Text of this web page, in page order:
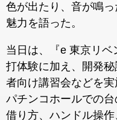
色が出たり、音が鳴
魅力を語った。
当日は、『e 東京リ
打体験に加え、開発
者向け講習会などを実
パチンコホールでの
借り方、ハンドル操